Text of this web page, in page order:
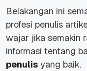
Belakangan ini
profesi penulis
wajar jika semakin
informasi tentang
penulis yang baik.